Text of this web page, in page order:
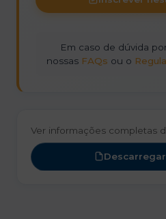
Em caso de dúvida
nossas FAQs ou o
Ver informações completas